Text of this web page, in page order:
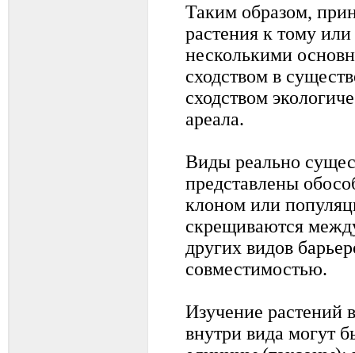
Таким образом,
растения к тому
несколькими
сходством в
сходством
ареала.
Виды реально
представлены
клоном или
скрещиваются
других видов
совместимостью.
Изучение растений
внутри вида могут